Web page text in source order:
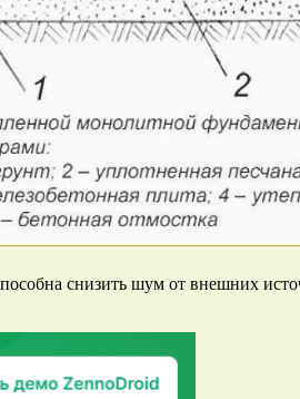
снизить шум от внешних